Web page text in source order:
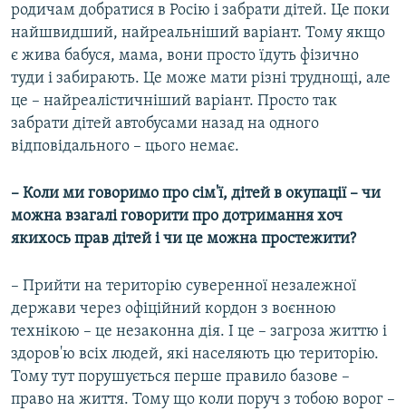
родичам добратися в Росію і забрати дітей. Це поки
найшвидший, найреальніший варіант. Тому якщо
є жива бабуся, мама, вони просто їдуть фізично
туди і забирають. Це може мати різні труднощі, але
це – найреалістичніший варіант. Просто так
забрати дітей автобусами назад на одного
відповідального – цього немає.
– Коли ми говоримо про сім'ї, дітей в окупації – чи
можна взагалі говорити про дотримання хоч
якихось прав дітей і чи це можна простежити?
– Прийти на територію суверенної незалежної
держави через офіційний кордон з воєнною
технікою – це незаконна дія. І це – загроза життю і
здоров'ю всіх людей, які населяють цю територію.
Тому тут порушується перше правило базове –
право на життя. Тому що коли поруч з тобою ворог –